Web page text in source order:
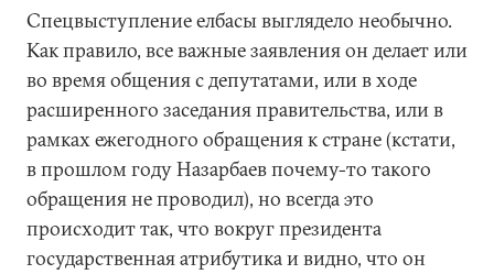
Спецвыступление елбасы выглядело необычно.
Как правило, все важные заявления он делает или
во время общения с депутатами, или в ходе
расширенного заседания правительства, или в
рамках ежегодного обращения к стране (кстати,
в прошлом году Назарбаев почему-то такого
обращения не проводил), но всегда это
происходит так, что вокруг президента
государственная атрибутика и видно, что он